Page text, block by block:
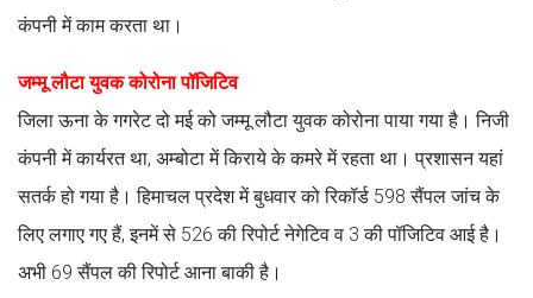
कंपनी में काम करता था।
जम्मू लौटा युवक कोरोना पॉजिटिव
जिला ऊना के गगरेट दो मई को जम्मू लौटा युवक कोरोना पाया गया है। निजी
कंपनी में कार्यरत था, अम्बोटा में किराये के कमरे में रहता था। प्रशासन यहां
सतर्क हो गया है। हिमाचल प्रदेश में बुधवार को रिकॉर्ड 598 सैंपल जांच के
लिए लगाए गए हैं, इनमें से 526 की रिपोर्ट नेगेटिव व 3 की पॉजिटिव आई है।
अभी 69 सैंपल की रिपोर्ट आना बाकी है।